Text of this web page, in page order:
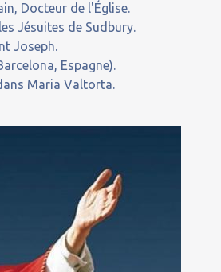
Docteur de l'Église.
Jésuites de Sudbury.
Joseph.
Espagne).
Maria Valtorta.